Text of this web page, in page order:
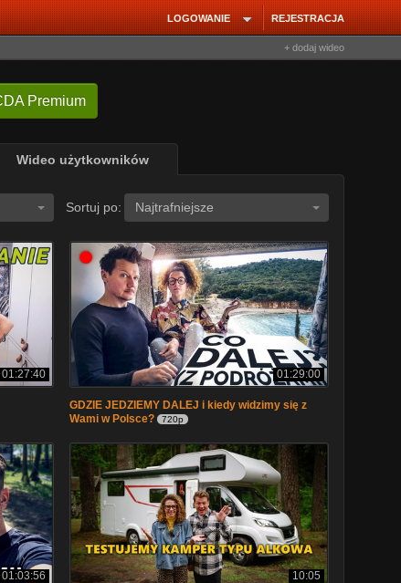
REJESTRACJA
LOGOWANIE
+ dodaj wideo
Premium
Wideo użytkowników
Sortuj po: Najtrafniejsze
01:27:40 01:29:00
GDZIE JEDZIEMY DALEJ i kiedy widzimy się z
Wami w Polsce?
720p
01:03:56 10:05